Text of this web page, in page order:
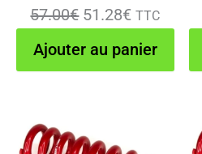
57.00€ Le
initial
51.28€ Le
prix
actuel
TTC
Ajouter au panier